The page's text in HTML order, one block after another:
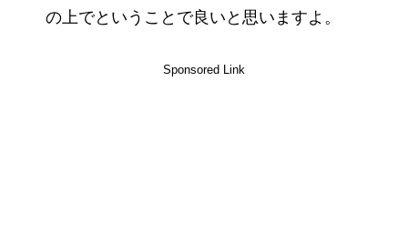
の上でということで良いと思いますよ。
Sponsored Link